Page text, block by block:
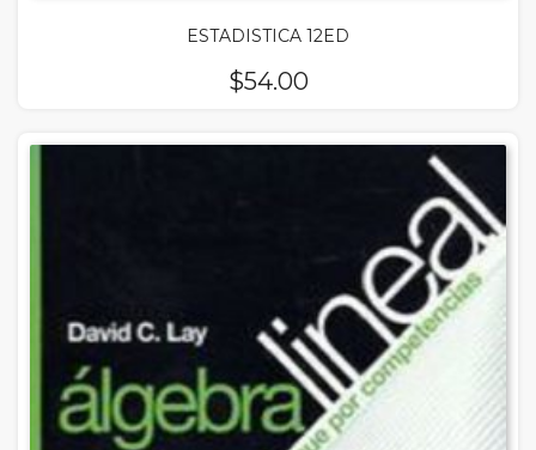
ESTADISTICA 12ED
$54.00